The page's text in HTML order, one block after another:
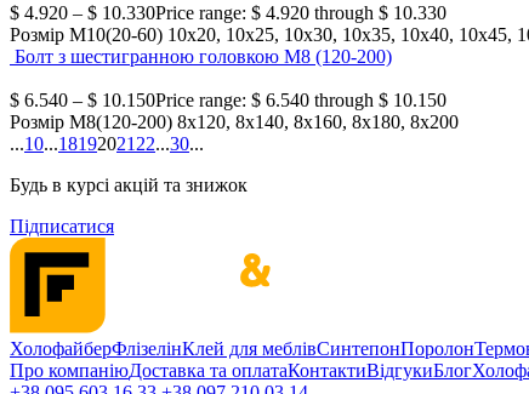
$ 4.920 – $ 10.330Price range: $ 4.920 through $ 10.330
Розмір М10(20-60) 10х20, 10х25, 10х30, 10х35, 10х40, 10х45,
Болт з шестигранною головкою М8 (120-200)
$ 6.540 – $ 10.150Price range: $ 6.540 through $ 10.150
Розмір М8(120-200) 8х120, 8х140, 8х160, 8х180, 8х200
...10...18192021 22...30...
Будь в курсі акцій та знижок
Підписатися
ХолофайберФлізелінКлей для меблівСинтепонПоролон
Про компаніюДоставка та оплатаКонтактиВідгукиБлог